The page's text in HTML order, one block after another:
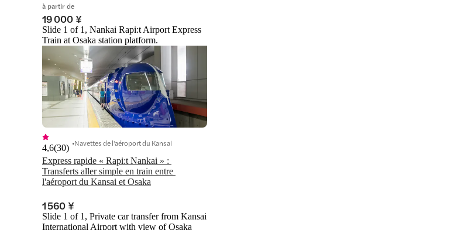
à partir de
19 000 ¥
Slide 1 of 1, Nankai Rapi:t Airport Express
Train at Osaka station platform.
Express rapide « Rapi:t Nankai » :
Transferts aller simple en train entre
l'aéroport du Kansai et Osaka
4,6(30) Navettes de l'aéroport du Kansai
1 560 ¥
Slide 1 of 1, Private car transfer from Kansai
International Airport with view of Osaka